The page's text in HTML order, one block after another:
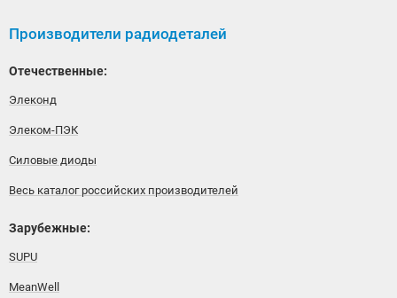
Производители радиодеталей
Отечественные:
Элеконд
Элеком-ПЭК
Силовые диоды
Весь каталог российских производителей
Зарубежные:
SUPU
MeanWell